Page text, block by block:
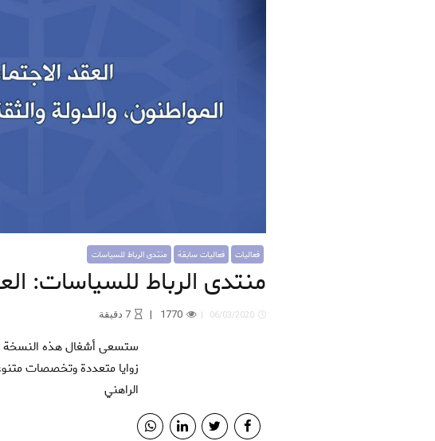
فعاليات فعاليات سابقة منتدى الرباط للسياسات
منتدى الرباط للسياسات:
06/03/2020
1770
7 دقيقة
ستسعى أشغال هذه النسخة من "منتدى الرباط للسياسات" لتقديم تفسيرات وتحليلات نقدية موضوعية تقارب الموضوع من
زوايا متعددة وتخصصات
الراهني